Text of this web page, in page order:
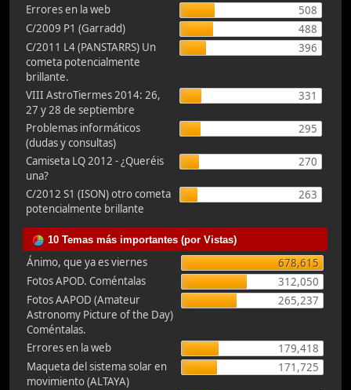
Errores en la web
508
C/2009 P1 (Garradd)
488
C/2011 L4 (PANSTARRS) Un
cometa potencialmente
brillante.
396
VIII AstroTiermes 2014: 26,
27 y 28 de septiembre
331
Problemas informáticos
(dudas y consultas)
295
Camiseta LQ 2012 - ¿Queréis
una?
270
C/2012 S1 (ISON) otro cometa
potencialmente brillante
263
10 Temas más importantes (por Vistas)
Ánimo, que ya es viernes
678,615
Fotos APOD. Coméntalas
312,050
Fotos AAPOD (Amateur
Astronomy Picture of the Day)
Coméntalas.
265,237
Errores en la web
179,418
Maqueta del sistema solar en
movimiento (ALTAYA)
171,725